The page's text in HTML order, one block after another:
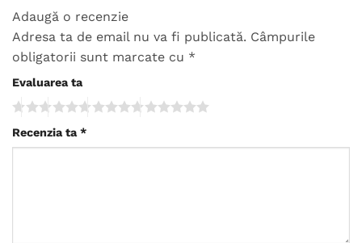
Adaugă o recenzie
Adresa ta de email nu va fi publicată. Câmpurile
obligatorii sunt marcate cu *
Evaluarea ta
Recenzia ta *